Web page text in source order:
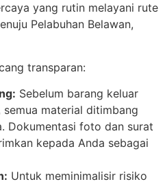
yang rutin melayani rute
Pelabuhan Belawan,
transparan:
Sebelum barang keluar
material ditimbang
Dokumentasi foto dan surat
kepada Anda sebagai
Untuk meminimalisir risiko